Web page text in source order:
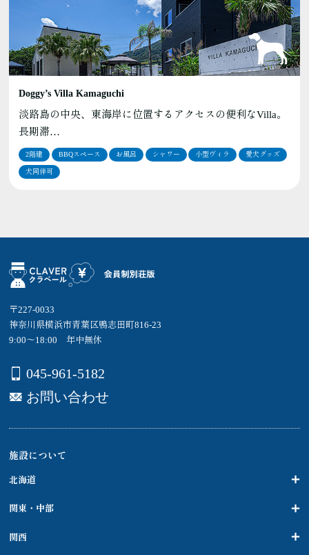
Doggy’s Villa Kamaguchi
淡路島の中央、東海岸に位置するアクセスの便利なVilla。
長期滞…
2階建 BBQスペース お風呂 シャワー 小型ヴィラ 愛犬グッズ
犬同伴可
〒227-0033
神奈川県横浜市青葉区鴨志田町816-23
9:00～18:00 年中無休
045-961-5182
お問い合わせ
施設について
北海道
関東・中部
関西